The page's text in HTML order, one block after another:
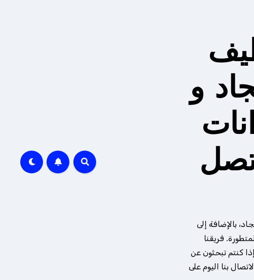
و
بالإضافة إلى
فريقنا
كنتم تبحثون عن
بنا اليوم على